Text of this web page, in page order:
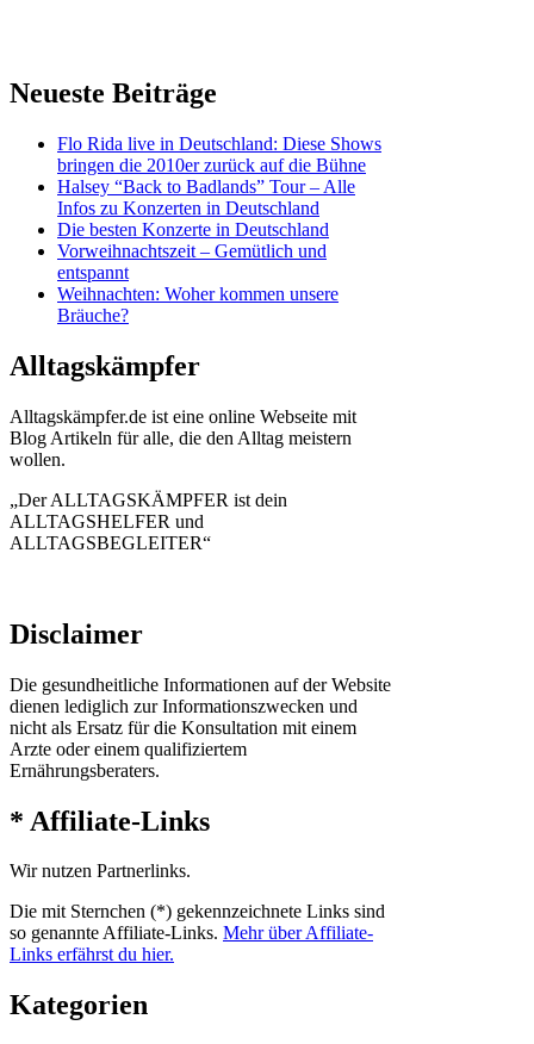
Neueste Beiträge
Flo Rida live in Deutschland: Diese Shows
bringen die 2010er zurück auf die Bühne
Halsey “Back to Badlands” Tour – Alle
Infos zu Konzerten in Deutschland
Die besten Konzerte in Deutschland
Vorweihnachtszeit – Gemütlich und
entspannt
Weihnachten: Woher kommen unsere
Bräuche?
Alltagskämpfer
Alltagskämpfer.de ist eine online Webseite mit
Blog Artikeln für alle, die den Alltag meistern
wollen.
„Der ALLTAGSKÄMPFER ist dein
ALLTAGSHELFER und
ALLTAGSBEGLEITER“
Disclaimer
Die gesundheitliche Informationen auf der Website
dienen lediglich zur Informationszwecken und
nicht als Ersatz für die Konsultation mit einem
Arzte oder einem qualifiziertem
Ernährungsberaters.
* Affiliate-Links
Wir nutzen Partnerlinks.
Die mit Sternchen (*) gekennzeichnete Links sind
so genannte Affiliate-Links. Mehr über Affiliate-
Links erfährst du hier.
Kategorien